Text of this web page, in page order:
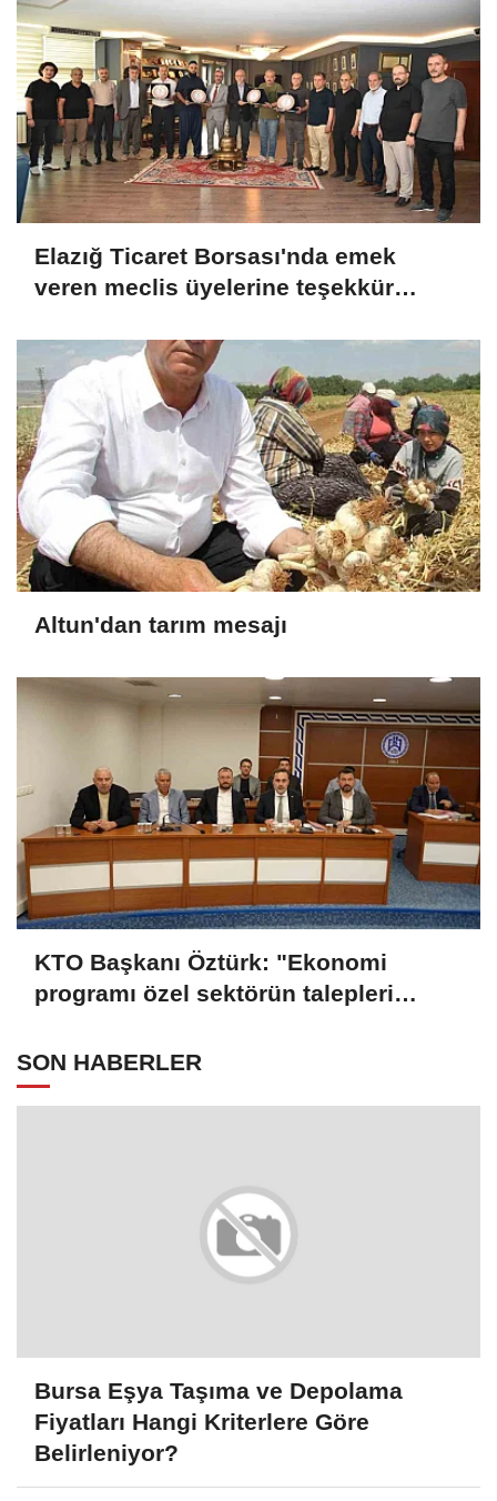
Elazığ Ticaret Borsası'nda emek
veren meclis üyelerine teşekkür
Altun'dan tarım mesajı
KTO Başkanı Öztürk: "Ekonomi
programı özel sektörün talepleri
SON HABERLER
Bursa Eşya Taşıma ve Depolama
Fiyatları Hangi Kriterlere Göre
Belirleniyor?